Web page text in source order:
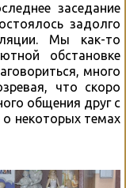
заседание
задолго
Мы как-то
обстановке
много
что скоро
общения друг с
некоторых темах